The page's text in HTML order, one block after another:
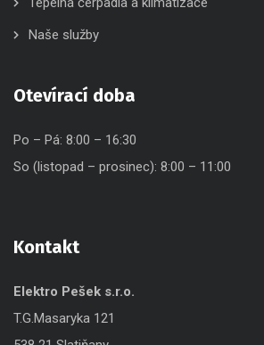
Naše služby
Otevírací doba
Po – Pá: 8:00 – 16:30
So (listopad – prosinec): 8:00 – 11:00
Kontakt
Elektro Pešek s.r.o.
T.G.Masaryka 121